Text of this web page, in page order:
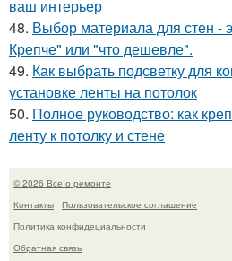
ваш интерьер
48. Выбор материала для стен -
Крепче" или "что дешевле".
49. Как выбрать подсветку для
установке ленты на потолок
50. Полное руководство: как
ленту к потолку и стене
© 2026 Все о ремонте
Контакты
Пользовательское соглашение
Политика конфидециальности
Обратная связь